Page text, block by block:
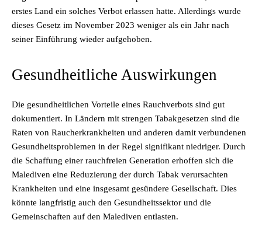
erstes Land ein solches Verbot erlassen hatte. Allerdings wurde
dieses Gesetz im November 2023 weniger als ein Jahr nach
seiner Einführung wieder aufgehoben.
Gesundheitliche Auswirkungen
Die gesundheitlichen Vorteile eines Rauchverbots sind gut
dokumentiert. In Ländern mit strengen Tabakgesetzen sind die
Raten von Raucherkrankheiten und anderen damit verbundenen
Gesundheitsproblemen in der Regel signifikant niedriger. Durch
die Schaffung einer rauchfreien Generation erhoffen sich die
Malediven eine Reduzierung der durch Tabak verursachten
Krankheiten und eine insgesamt gesündere Gesellschaft. Dies
könnte langfristig auch den Gesundheitssektor und die
Gemeinschaften auf den Malediven entlasten.